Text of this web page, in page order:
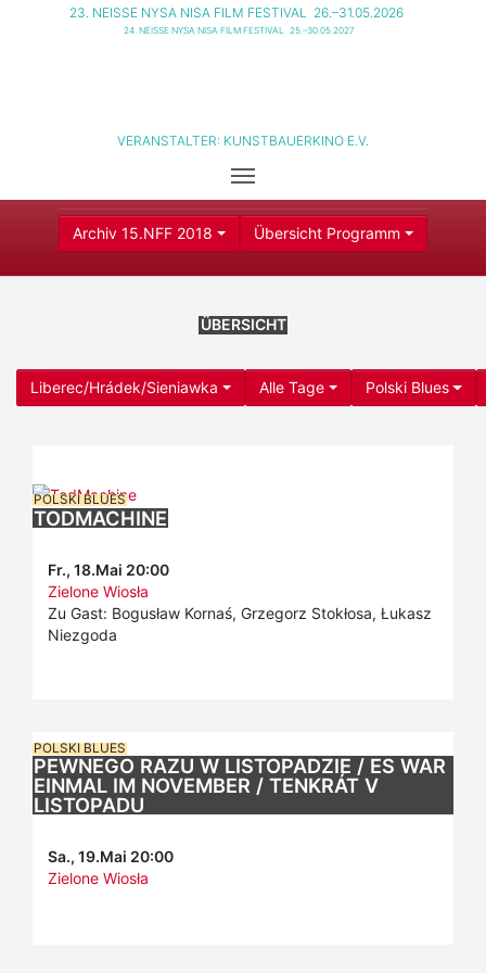
23. NEISSE NYSA NISA FILM FESTIVAL 26.–31.05.2026
24. NEISSE NYSA NISA FILM FESTIVAL 25.–30.05.2027
VERANSTALTER: KUNSTBAUERKINO E.V.
Archiv 15.NFF 2018 Übersicht Programm
ÜBERSICHT
Liberec/Hrádek/Sieniawka Alle Tage Polski Blues
POLSKI BLUES
TODMACHINE
Fr., 18.Mai 20:00
Zielone Wiosła
Zu Gast: Bogusław Kornaś, Grzegorz Stokłosa, Łukasz
Niezgoda
POLSKI BLUES
PEWNEGO RAZU W LISTOPADZIE / ES WAR
EINMAL IM NOVEMBER / TENKRÁT V
LISTOPADU
Sa., 19.Mai 20:00
Zielone Wiosła